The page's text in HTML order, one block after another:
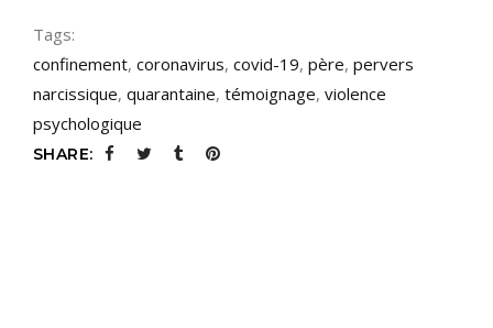
Tags:
confinement, coronavirus, covid-19, père, pervers
narcissique, quarantaine, témoignage, violence
psychologique
SHARE: